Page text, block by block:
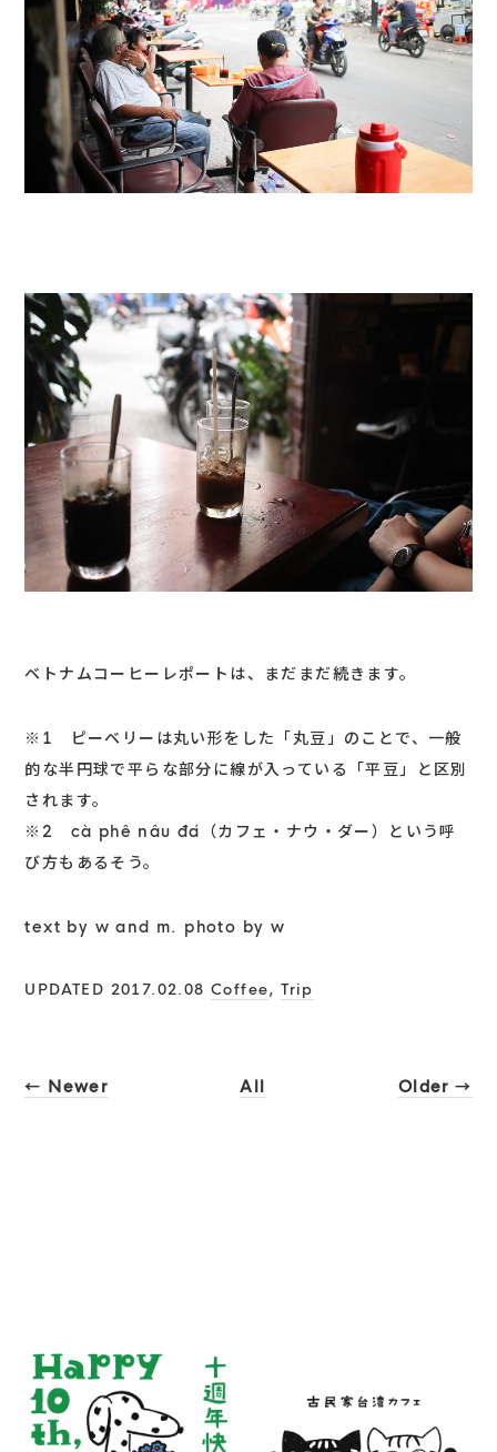
ベトナムコーヒーレポートは、まだまだ続きます。
※1 ピーベリーは丸い形をした「丸豆」のことで、一般
的な半円球で平らな部分に線が入っている「平豆」と区別
されます。
※2 cà phê nâu đá（カフェ・ナウ・ダー）という呼
び方もあるそう。
text by w and m. photo by w
UPDATED 2017.02.08Coffee,Trip
Older →
← Newer All